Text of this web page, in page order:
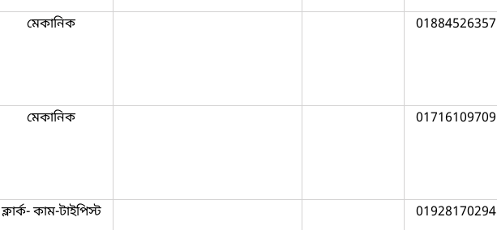
মেকানিক 01884526357
মেকানিক 01716109709
ক্লার্ক- কাম-টাইপিস্ট 01928170294